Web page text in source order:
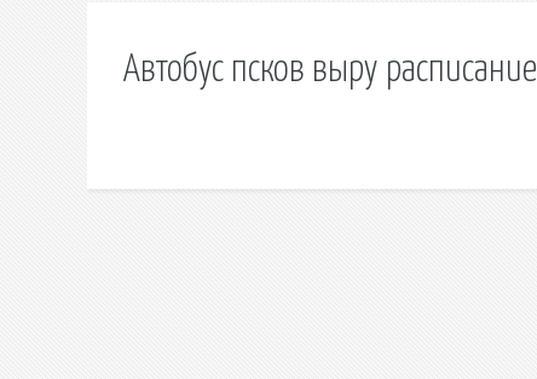
Автобус псков выру расписание